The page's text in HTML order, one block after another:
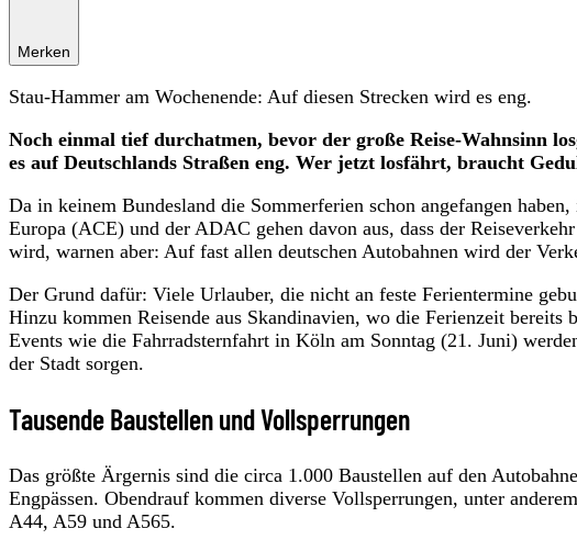
Merken
Stau-Hammer am Wochenende: Auf diesen Strecken wird es eng.
Noch einmal tief durchatmen, bevor der große Reise-Wahnsinn
es auf Deutschlands Straßen eng. Wer jetzt losfährt, braucht
Da in keinem Bundesland die Sommerferien schon angefangen
Europa (ACE) und der ADAC gehen davon aus, dass der
wird, warnen aber: Auf fast allen deutschen Autobahnen wird der
Der Grund dafür: Viele Urlauber, die nicht an feste Ferientermine
Hinzu kommen Reisende aus Skandinavien, wo die Ferienzeit
Events wie die Fahrradsternfahrt in Köln am Sonntag (21. Juni)
der Stadt sorgen.
Tausende Baustellen und Vollsperrungen
Das größte Ärgernis sind die circa 1.000 Baustellen auf den
Engpässen. Obendrauf kommen diverse Vollsperrungen, unter
A44, A59 und A565.